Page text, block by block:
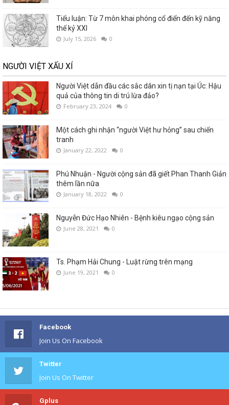
Tiểu luận: Từ 7 môn khai phóng cổ điển đến kỹ năng
thế kỷ XXI
July 15, 2026 0
NGƯỜI VIỆT XẤU XÍ
Người Việt dẫn đầu các sắc dân xin tị nạn tại Úc: Hậu
quả của thông tin di trú lừa đảo?
February 23, 2024 0
Một cách ghi nhận “người Việt hư hỏng” sau chiến
tranh
January 22, 2022 0
Phú Nhuận - Người cộng sản đã giết Phan Thanh Giản
thêm lần nữa
January 18, 2022 0
Nguyễn Đức Hạo Nhiên - Bệnh kiêu ngạo cộng sản
June 28, 2021 0
Ts. Phạm Hải Chung - Luật rừng trên mạng
June 19, 2021 0
Facebook
Join Us On Facebook
Twitter
Join Us On Twitter
Gplus